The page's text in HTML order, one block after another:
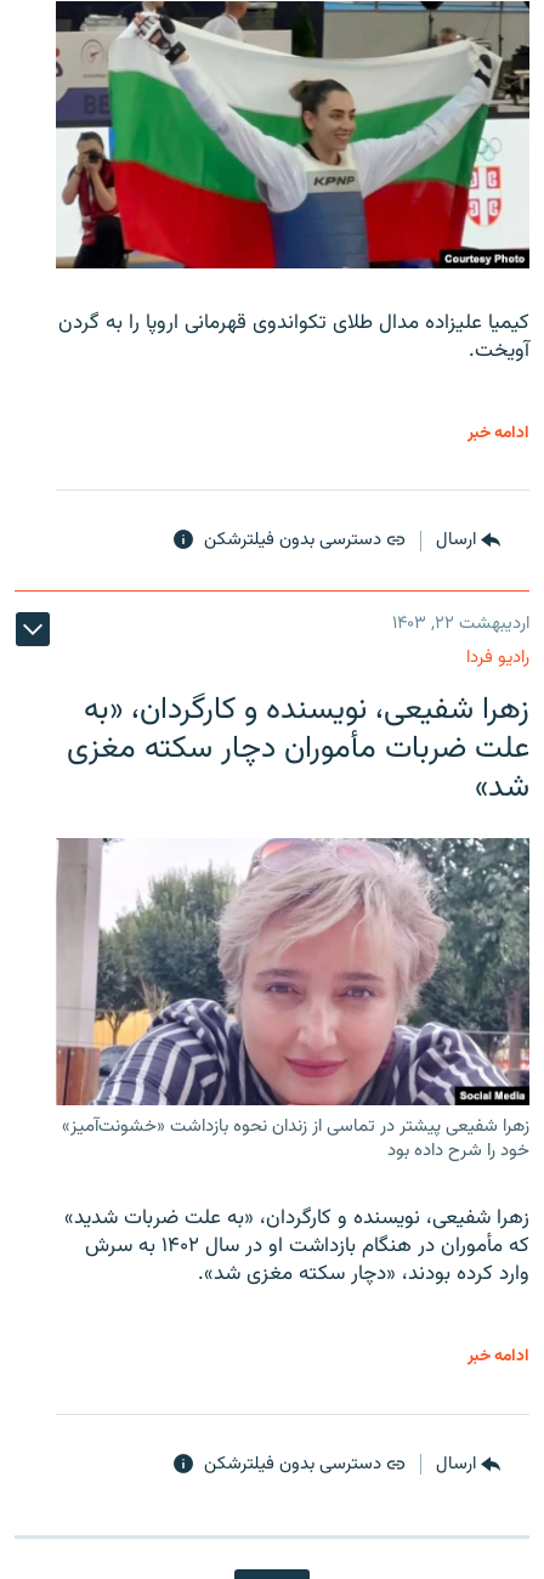
کیمیا علیزاده مدال طلای تکواندوی قهرمانی اروپا را به گردن
آویخت.
ادامه خبر
ارسال دسترسی بدون فیلترشکن
اردیبهشت ۲۲, ۱۴۰۳
رادیو فردا
زهرا شفیعی، نویسنده و کارگردان، «به
علت ضربات مأموران دچار سکته مغزی
شد»
زهرا شفیعی پیشتر در تماسی از زندان نحوه بازداشت «خشونت‌آمیز»
خود را شرح داده بود
زهرا شفیعی، نویسنده و کارگردان، «به علت ضربات شدید»
که مأموران در هنگام بازداشت او در سال ۱۴۰۲ به سرش
وارد کرده بودند، «دچار سکته مغزی شد».
ادامه خبر
ارسال دسترسی بدون فیلترشکن